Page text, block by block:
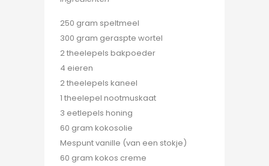
250 gram speltmeel
300 gram geraspte wortel
2 theelepels bakpoeder
4 eieren
2 theelepels kaneel
1 theelepel nootmuskaat
3 eetlepels honing
60 gram kokosolie
Mespunt vanille (van een stokje)
60 gram kokos creme